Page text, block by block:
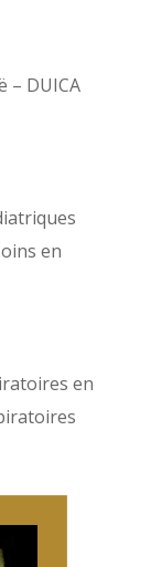
– DUICA
en
en